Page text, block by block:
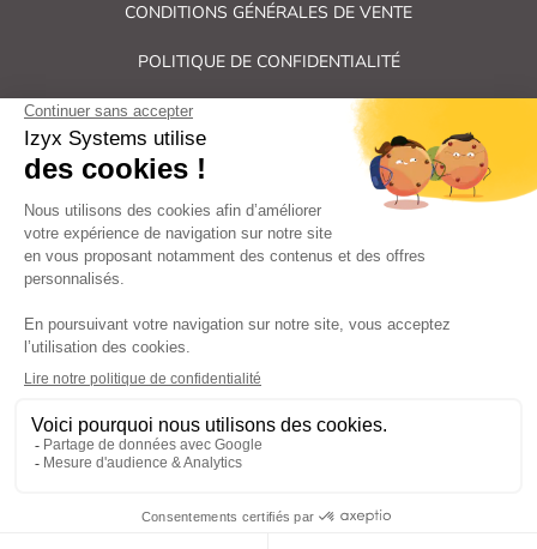
CONDITIONS GÉNÉRALES DE VENTE
POLITIQUE DE CONFIDENTIALITÉ
Tous droits réservés Izyx Systems ©
Contrôle des accès et verrouillage de porte : serrure électrique,
gâche électrique, ventouse électromagnétique